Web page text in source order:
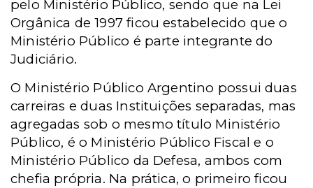
pelo Ministério Público, sendo que na Lei
Orgânica de 1997 ficou estabelecido que o
Ministério Público é parte integrante do
Judiciário.
O Ministério Público Argentino possui duas
carreiras e duas Instituições separadas, mas
agregadas sob o mesmo título Ministério
Público, é o Ministério Público Fiscal e o
Ministério Público da Defesa, ambos com
chefia própria. Na prática, o primeiro ficou